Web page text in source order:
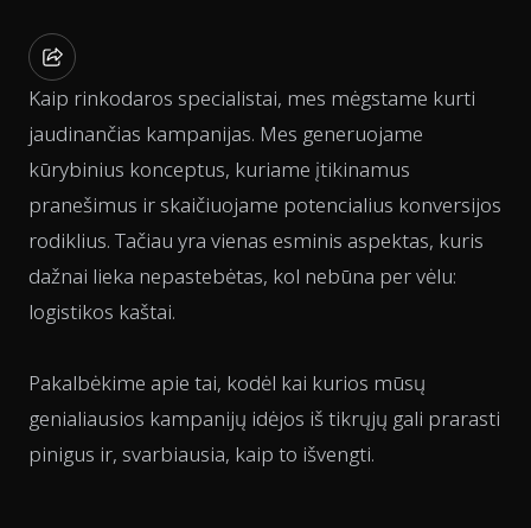
Kaip rinkodaros specialistai, mes mėgstame kurti
jaudinančias kampanijas. Mes generuojame
kūrybinius konceptus, kuriame įtikinamus
pranešimus ir skaičiuojame potencialius konversijos
rodiklius. Tačiau yra vienas esminis aspektas, kuris
dažnai lieka nepastebėtas, kol nebūna per vėlu:
logistikos kaštai.
Pakalbėkime apie tai, kodėl kai kurios mūsų
genialiausios kampanijų idėjos iš tikrųjų gali prarasti
pinigus ir, svarbiausia, kaip to išvengti.